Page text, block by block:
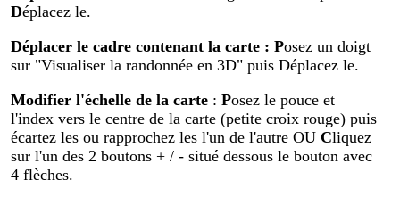
Déplacez le.
Déplacer le cadre contenant la carte :Posez un doigt
sur "Visualiser la randonnée en 3D" puis Déplacez le.
Modifier l'échelle de la carte :Posez le pouce et
l'index vers le centre de la carte (petite croix rouge) puis
écartez les ou rapprochez les l'un de l'autre OUCliquez
sur l'un des 2 boutons + / - situé dessous le bouton avec
4 flèches.